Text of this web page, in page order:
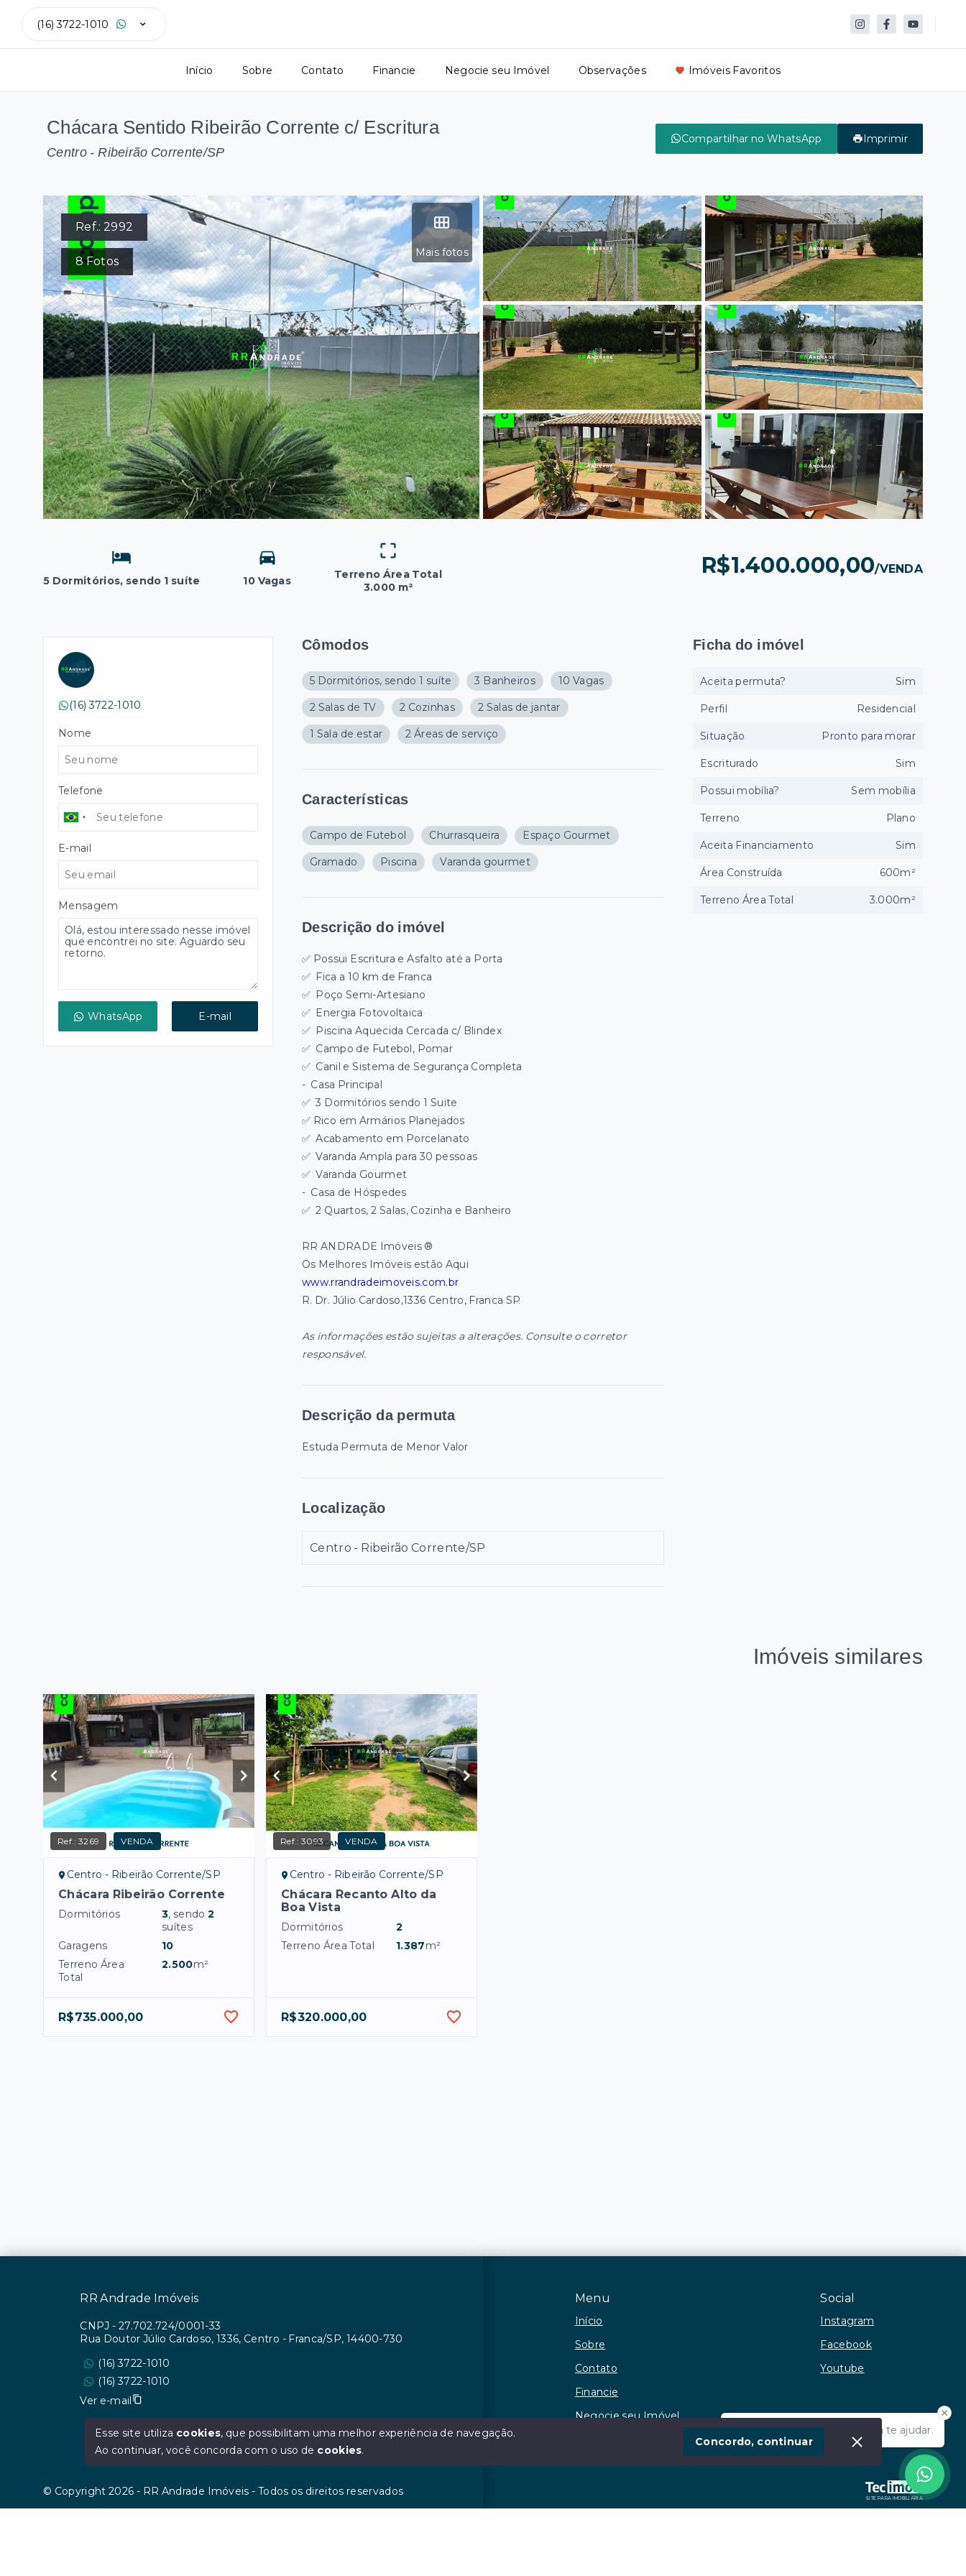
(16) 3722-1010
Início Sobre Contato Financie Negocie seu Imóvel Observações Imóveis Favoritos
Chácara Sentido Ribeirão Corrente c/ Escritura
Centro - Ribeirão Corrente/SP
Compartilhar no WhatsApp Imprimir
Mais fotos
Ref.: 2992
8Fotos
5 Dormitórios, sendo 1 suíte 10 Vagas
Terreno Área Total
3.000 m²
R$1.400.000,00/VENDA
(16) 3722-1010
Nome
Telefone
E-mail
Mensagem
WhatsApp E-mail
Cômodos
5 Dormitórios, sendo 1 suíte 3 Banheiros 10 Vagas
2 Salas de TV 2 Cozinhas 2 Salas de jantar
1 Sala de estar 2 Áreas de serviço
Características
Campo de Futebol Churrasqueira Espaço Gourmet
Gramado Piscina Varanda gourmet
Descrição do imóvel
✅ Possui Escritura e Asfalto até a Porta
✅ Fica a 10 km de Franca
✅ Poço Semi-Artesiano
✅ Energia Fotovoltaica
✅ Piscina Aquecida Cercada c/ Blindex
✅ Campo de Futebol, Pomar
✅ Canil e Sistema de Segurança Completa
- Casa Principal
✅ 3 Dormitórios sendo 1 Suite
✅ Rico em Armários Planejados
✅ Acabamento em Porcelanato
✅ Varanda Ampla para 30 pessoas
✅ Varanda Gourmet
- Casa de Hóspedes
✅ 2 Quartos, 2 Salas, Cozinha e Banheiro
RR ANDRADE Imóveis ®
Os Melhores Imóveis estão Aqui
www.rrandradeimoveis.com.br
R. Dr. Júlio Cardoso,1336 Centro, Franca SP
As informações estão sujeitas a alterações. Consulte o corretor
responsável.
Descrição da permuta
Estuda Permuta de Menor Valor
Localização
Centro - Ribeirão Corrente/SP
Ficha do imóvel
Aceita permuta? Sim
Perfil Residencial
Situação Pronto para morar
Escriturado Sim
Possui mobília? Sem mobília
Terreno Plano
Aceita Financiamento Sim
Área Construída 600m²
Terreno Área Total 3.000m²
Imóveis similares
Ref.:3269 VENDA
Centro - Ribeirão Corrente/SP
Chácara Ribeirão Corrente
Dormitórios 3, sendo2
suítes
Garagens
10
Terreno Área
Total
2.500m²
R$735.000,00
Ref.:3093 VENDA
Centro - Ribeirão Corrente/SP
Chácara Recanto Alto da
Boa Vista
Dormitórios
2
Terreno Área Total
1.387m²
R$320.000,00
Menu
Início
Sobre
Contato
Financie
Negocie seu Imóvel
Social
Instagram
Facebook
Youtube
SITE PARA IMOBILIARIA
RR Andrade Imóveis
CNPJ - 27.702.724/0001-33
Rua Doutor Júlio Cardoso, 1336, Centro - Franca/SP, 14400-730
(16) 3722-1010
(16) 3722-1010
Ver e-mail
© Copyright 2026 - RR Andrade Imóveis - Todos os direitos reservados
Olá! Estamos disponíveis para te ajudar.
Esse site utiliza cookies, que possibilitam uma melhor experiência de navegação.
Ao continuar, você concorda com o uso de cookies.
Concordo, continuar